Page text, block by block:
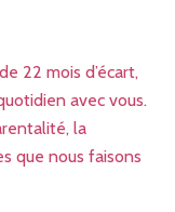
22 mois d’écart,
avec vous.
la
que nous faisons